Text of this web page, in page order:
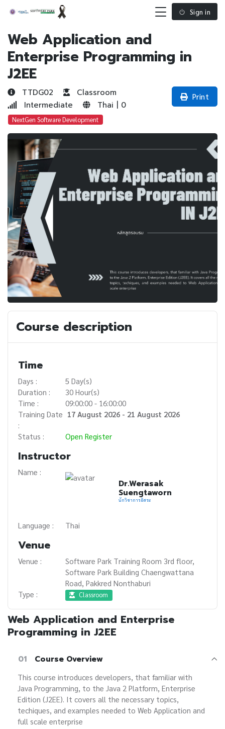
Sign in
Web Application and
Enterprise Programming in
J2EE
TTDG02
Classroom
Intermediate
Thai | 0
NextGen Software Development
Print
Course description
Time
Days :
5 Day(s)
Duration :
30 Hour(s)
Time :
09:00:00 - 16:00:00
Training Date
:
17 August 2026 - 21 August 2026
Status : Open Register
Instructor
Name :
Dr.Werasak
Suengtaworn
นักวิชาการอิสระ
Language : Thai
Venue
Venue :
Software Park Training Room 3rd floor,
Software Park Building Chaengwattana
Road, Pakkred Nonthaburi
Type :
Classroom
Web Application and Enterprise
Programming in J2EE
01 Course Overview
This course introduces developers, that familiar with
Java Programming, to the Java 2 Platform, Enterprise
Edition (J2EE). It covers all the necessary topics,
techiques, and examples needed to Web Application and
full scale enterprise